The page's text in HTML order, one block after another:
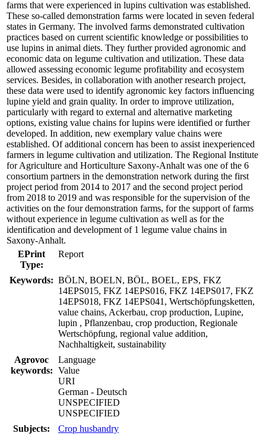
farms that were experienced in lupins cultivation was established.
These so-called demonstration farms were located in seven federal
states in Germany. The involved farms demonstrated cultivation
practices based on current scientific knowledge or possibilities to
use lupins in animal diets. They further provided agronomic and
economic data on legume cultivation and utilization. These data
allowed assessing economic legume profitability and ecosystem
services. Besides, in collaboration with another research project,
these data were used to identify agronomic key factors influencing
lupine yield and grain quality. In order to improve utilization,
particularly with regard to external and alternative marketing
options, existing value chains for lupins were identified or further
developed. In addition, new exemplary value chains were
established. Of additional concern has been to assist inexperienced
farmers in legume cultivation and utilization. The Regional Institute
for Agriculture and Horticulture Saxony-Anhalt was one of the 6
consortium partners in the demonstration network during the first
project period from 2014 to 2017 and the second project period
from 2018 to 2019 and was responsible for the supervision of the
activities on the four demonstration farms, for the support of farms
without experience in legume cultivation as well as for the
identification and development of 1 legume value chains in
Saxony-Anhalt.
EPrint
Type:
Report
Keywords: BÖLN, BOELN, BÖL, BOEL, EPS, FKZ
14EPS015, FKZ 14EPS016, FKZ 14EPS017, FKZ
14EPS018, FKZ 14EPS041, Wertschöpfungsketten,
value chains, Ackerbau, crop production, Lupine,
lupin , Pflanzenbau, crop production, Regionale
Wertschöpfung, regional value addition,
Nachhaltigkeit, sustainability
Agrovoc
keywords:
Language
Value
URI
German - Deutsch
UNSPECIFIED
UNSPECIFIED
Subjects:
Crop husbandry